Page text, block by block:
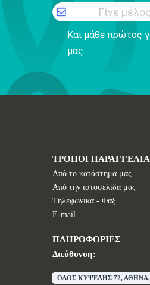
Γίνε
Και μάθε πρώτος
μας
ΤΡΟΠΟΙ
Από το κατάστημα μας
Από την ιστοσελίδα μας
Tηλεφωνικά - Φαξ
E-mail
ΠΛΗΡΟΦΟΡΙΕΣ
Διεύθυνση:
ΟΔΟΣ ΚΥΨΕΛΗΣ 72, ΑΘΗΝΑ,